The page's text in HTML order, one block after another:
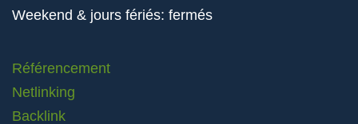
Weekend & jours fériés: fermés
Référencement
Netlinking
Backlink